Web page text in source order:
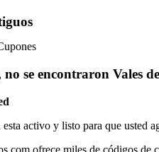
se encontraron Vales
activo y listo para que usted